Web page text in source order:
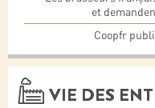
et
Coopfr
VIE DES